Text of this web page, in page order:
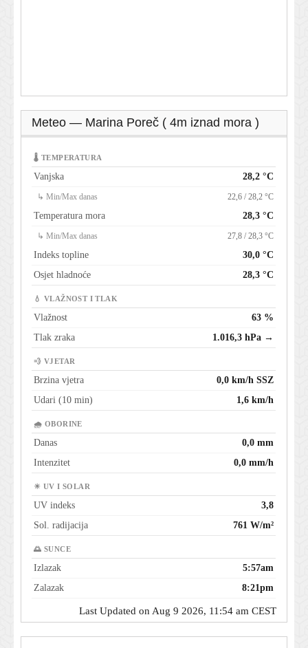
Meteo — Marina Poreč ( 4m iznad mora )
🌡 TEMPERATURA
Vanjska 28,2 °C
↳ Min/Max danas 22,6 / 28,2 °C
Temperatura mora 28,3 °C
↳ Min/Max danas 27,8 / 28,3 °C
Indeks topline
30,0 °C
Osjet hladnoće
28,3 °C
💧 VLAŽNOST I TLAK
Vlažnost
63 %
Tlak zraka
1.016,3 hPa →
💨 VJETAR
Brzina vjetra
0,0 km/h SSZ
Udari (10 min)
1,6 km/h
🌧 OBORINE
Danas
0,0 mm
Intenzitet
0,0 mm/h
☀ UV I SOLAR
UV indeks
3,8
Sol. radijacija
761 W/m²
🌅 SUNCE
Izlazak
5:57am
Zalazak
8:21pm
Last Updated on Aug 9 2026, 11:54 am CEST